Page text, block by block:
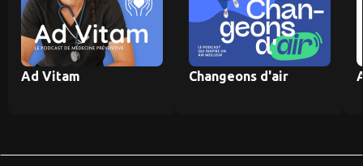
Ad Vitam Changeons d'air